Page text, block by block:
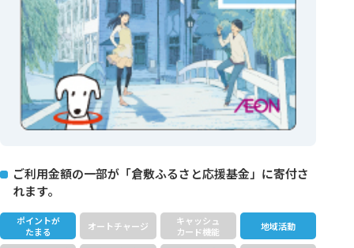
ご利用金額の一部が「倉敷ふるさと応援基金」に寄付さ
れます。
ポイントが
たまる
オートチャージ
キャッシュ
カード機能
地域活動